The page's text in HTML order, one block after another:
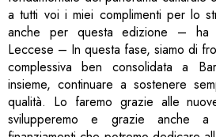
a tutti voi i miei complimenti per lo
anche per questa edizione – ha
Leccese – In questa fase, siamo di
complessiva ben consolidata a
insieme, continuare a sostenere
qualità. Lo faremo grazie alle
svilupperemo e grazie anche